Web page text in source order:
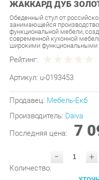
Обеденный стул от
занимающейся производством
функциональной мебели,
современной кухонной мебели
широкими функциональными
Рейтинг:
Артикул: u-0193453
Продавец:
Производитель:Daiva
Последняя цена: 7
- +